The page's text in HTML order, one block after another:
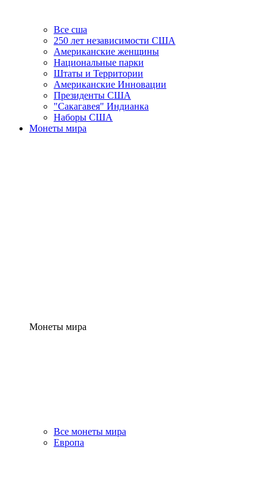
Все сша
250 лет независимости США
Американские женщины
Национальные парки
Штаты и Территории
Американские Инновации
Президенты США
"Сакагавея" Индианка
Наборы США
Монеты мира
Монеты мира
Все монеты мира
Европа